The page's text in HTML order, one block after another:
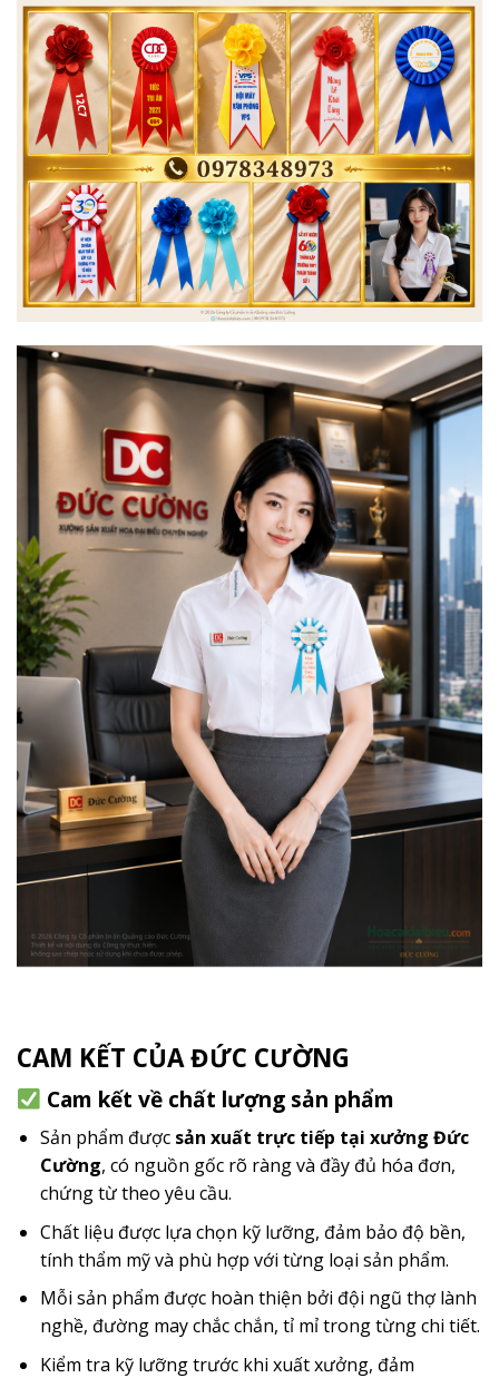
CAM KẾT CỦA ĐỨC CƯỜNG
Cam kết về chất lượng sản phẩm
Sản phẩm được sản xuất trực tiếp tại xưởng Đức
Cường, có nguồn gốc rõ ràng và đầy đủ hóa đơn,
chứng từ theo yêu cầu.
Chất liệu được lựa chọn kỹ lưỡng, đảm bảo độ bền,
tính thẩm mỹ và phù hợp với từng loại sản phẩm.
Mỗi sản phẩm được hoàn thiện bởi đội ngũ thợ lành
nghề, đường may chắc chắn, tỉ mỉ trong từng chi tiết.
Kiểm tra kỹ lưỡng trước khi xuất xưởng, đảm